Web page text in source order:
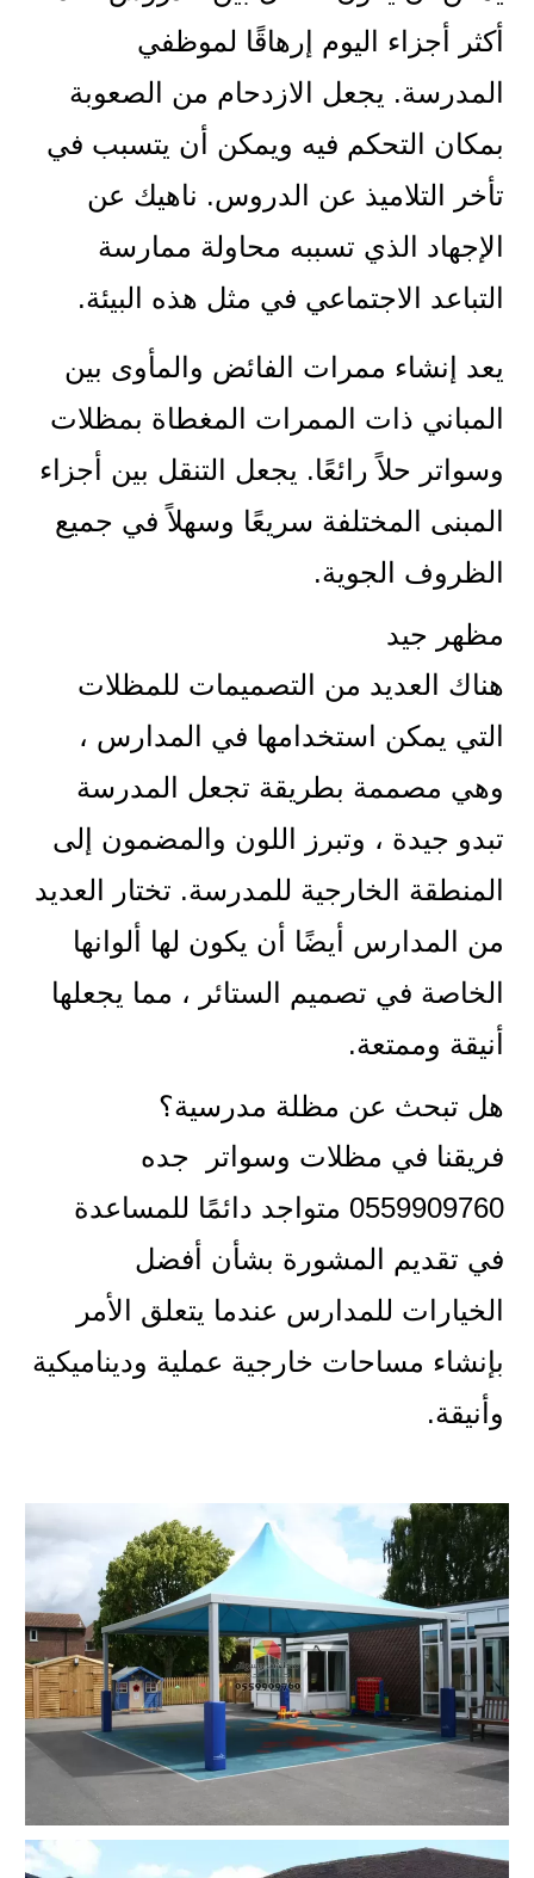
أكثر أجزاء اليوم إرهاقًا لموظفي
المدرسة. يجعل الازدحام من الصعوبة
بمكان التحكم فيه ويمكن أن يتسبب في
تأخر التلاميذ عن الدروس. ناهيك عن
الإجهاد الذي تسببه محاولة ممارسة
التباعد الاجتماعي في مثل هذه البيئة.
يعد إنشاء ممرات الفائض والمأوى بين
المباني ذات الممرات المغطاة بمظلات
وسواتر حلاً رائعًا. يجعل التنقل بين أجزاء
المبنى المختلفة سريعًا وسهلاً في جميع
الظروف الجوية.
مظهر جيد
هناك العديد من التصميمات للمظلات
التي يمكن استخدامها في المدارس ،
وهي مصممة بطريقة تجعل المدرسة
تبدو جيدة ، وتبرز اللون والمضمون إلى
المنطقة الخارجية للمدرسة. تختار العديد
من المدارس أيضًا أن يكون لها ألوانها
الخاصة في تصميم الستائر ، مما يجعلها
أنيقة وممتعة.
هل تبحث عن مظلة مدرسية؟
فريقنا في مظلات وسواتر جده
0559909760 متواجد دائمًا للمساعدة
في تقديم المشورة بشأن أفضل
الخيارات للمدارس عندما يتعلق الأمر
بإنشاء مساحات خارجية عملية وديناميكية
وأنيقة.